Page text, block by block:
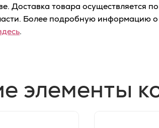
Доставка товара осуществляется
Более подробную информацию о
.
элементы